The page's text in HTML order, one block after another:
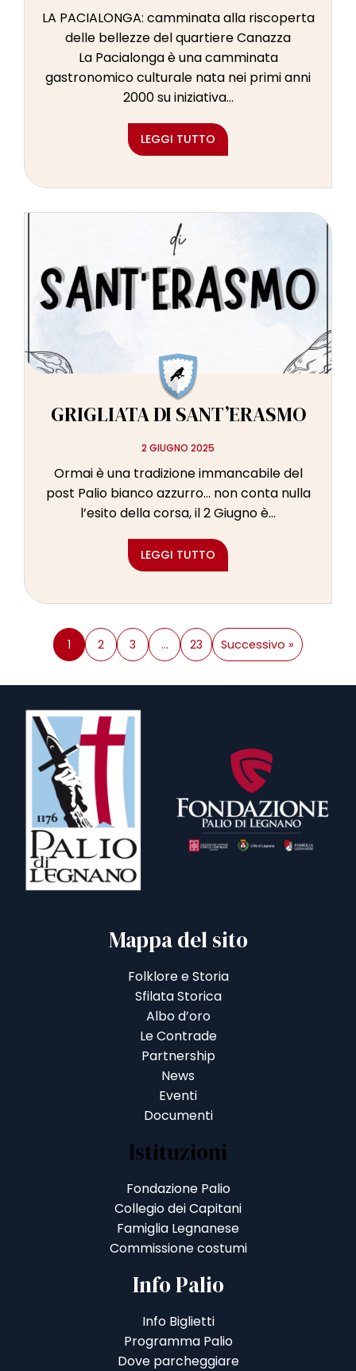
LA PACIALONGA: camminata alla riscoperta
delle bellezze del quartiere Canazza
La Pacialonga è una camminata
gastronomico culturale nata nei primi anni
2000 su iniziativa...
LEGGI TUTTO
GRIGLIATA DI SANT’ERASMO
2 GIUGNO 2025
Ormai è una tradizione immancabile del
post Palio bianco azzurro… non conta nulla
l’esito della corsa, il 2 Giugno è...
LEGGI TUTTO
1 2 3 … 23 Successivo »
Mappa del sito
Folklore e Storia
Sfilata Storica
Albo d’oro
Le Contrade
Partnership
News
Eventi
Documenti
Istituzioni
Fondazione Palio
Collegio dei Capitani
Famiglia Legnanese
Commissione costumi
Info Palio
Info Biglietti
Programma Palio
Dove parcheggiare